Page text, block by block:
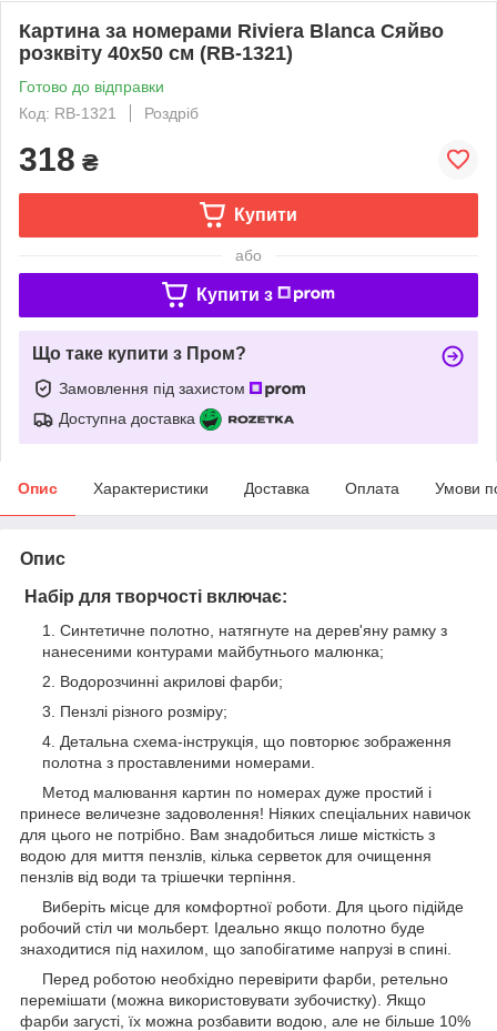
Картина за номерами Riviera Blanca Сяйво
розквіту 40x50 см (RB-1321)
Готово до відправки
Код: RB-1321
Роздріб
318 ₴
Купити
або
Купити з
Що таке купити з Пром?
Замовлення під захистом
Доступна доставка
Опис Характеристики Доставка Оплата Умови
Опис
Набір для творчості включає:
Синтетичне полотно, натягнуте на дерев'яну рамку з
нанесеними контурами майбутнього малюнка;
Водорозчинні акрилові фарби;
Пензлі різного розміру;
Детальна схема-інструкція, що повторює зображення
полотна з проставленими номерами.
Метод малювання картин по номерах дуже простий і
принесе величезне задоволення! Ніяких спеціальних навичок
для цього не потрібно. Вам знадобиться лише місткість з
водою для миття пензлів, кілька серветок для очищення
пензлів від води та трішечки терпіння.
Виберіть місце для комфортної роботи. Для цього підійде
робочий стіл чи мольберт. Ідеально якщо полотно буде
знаходитися під нахилом, що запобігатиме напрузі в спині.
Перед роботою необхідно перевірити фарби, ретельно
перемішати (можна використовувати зубочистку). Якщо
фарби загусті, їх можна розбавити водою, але не більше 10%